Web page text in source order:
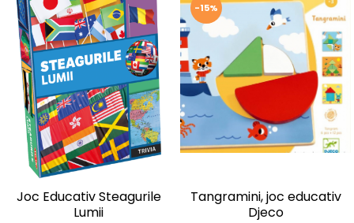
Joc Educativ Steagurile
Lumii
-15%
Tangramini, joc educativ
Djeco